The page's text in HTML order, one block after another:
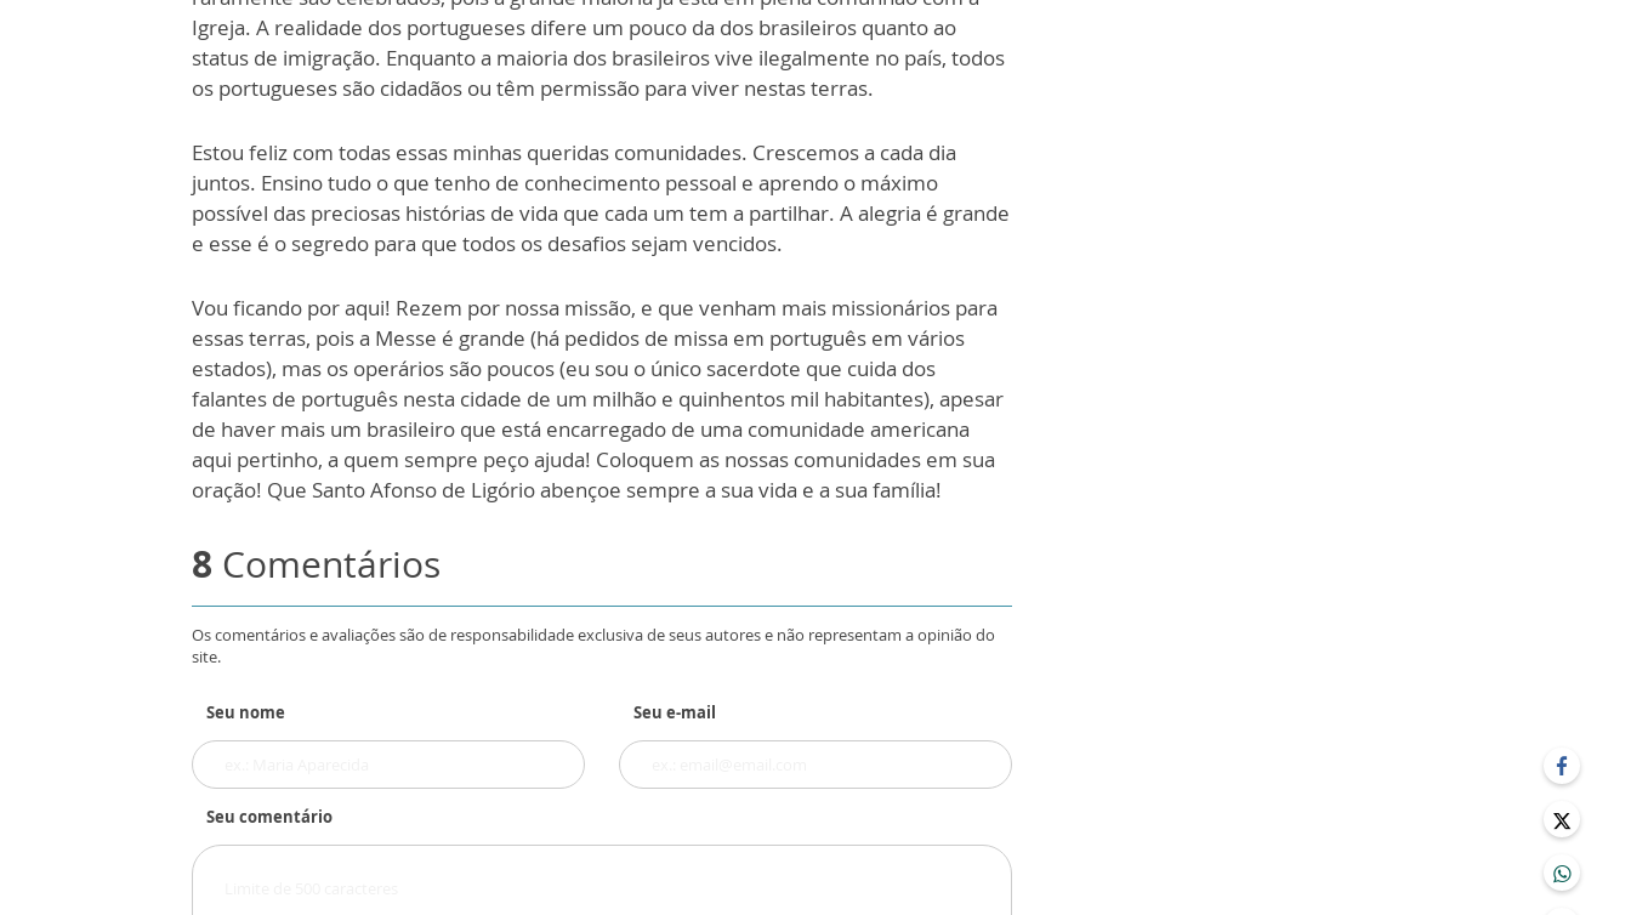
Igreja. A realidade dos portugueses difere um pouco da dos brasileiros quanto ao
status de imigração. Enquanto a maioria dos brasileiros vive ilegalmente no país, todos
os portugueses são cidadãos ou têm permissão para viver nestas terras.
Estou feliz com todas essas minhas queridas comunidades. Crescemos a cada dia
juntos. Ensino tudo o que tenho de conhecimento pessoal e aprendo o máximo
possível das preciosas histórias de vida que cada um tem a partilhar. A alegria é grande
e esse é o segredo para que todos os desafios sejam vencidos.
Vou ficando por aqui! Rezem por nossa missão, e que venham mais missionários para
essas terras, pois a Messe é grande (há pedidos de missa em português em vários
estados), mas os operários são poucos (eu sou o único sacerdote que cuida dos
falantes de português nesta cidade de um milhão e quinhentos mil habitantes), apesar
de haver mais um brasileiro que está encarregado de uma comunidade americana
aqui pertinho, a quem sempre peço ajuda! Coloquem as nossas comunidades em sua
oração! Que Santo Afonso de Ligório abençoe sempre a sua vida e a sua família!
8 Comentários
Os comentários e avaliações são de responsabilidade exclusiva de seus autores e não representam a opinião do
site.
Seu nome Seu e-mail
Seu comentário